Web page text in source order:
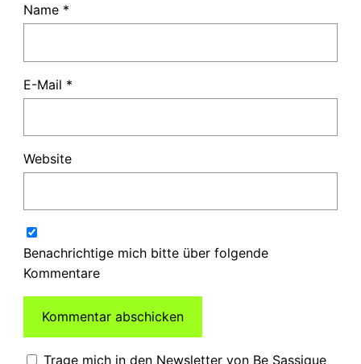
Name *
E-Mail *
Website
Benachrichtige mich bitte über folgende
Kommentare
Trage mich in den Newsletter von Be Sassique